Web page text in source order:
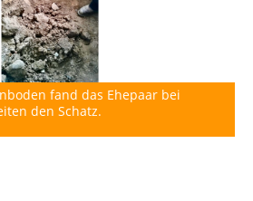
fand das Ehepaar bei
den Schatz.